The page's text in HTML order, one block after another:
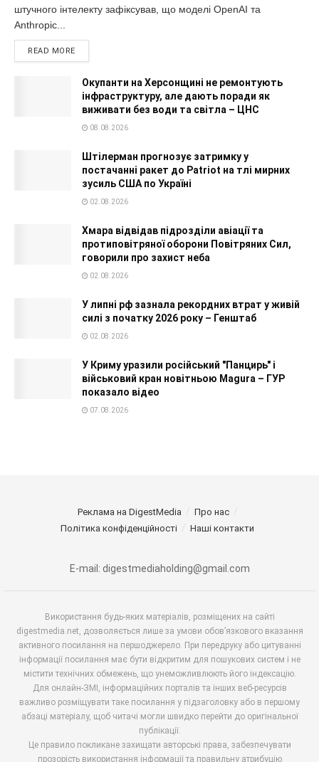
штучного інтелекту зафіксував, що моделі OpenAI та
Anthropic...
READ MORE
Окупанти на Херсонщині не ремонтують
інфраструктуру, але дають поради як
виживати без води та світла – ЦНС
08.08.2026
Штілерман прогнозує затримку у
постачанні ракет до Patriot на тлі мирних
зусиль США по Україні
02.08.2026
Хмара відвідав підрозділи авіації та
протиповітряної оборони Повітряних Сил,
говорили про захист неба
02.08.2026
У липні рф зазнала рекордних втрат у живій
силі з початку 2026 року – Генштаб
02.08.2026
У Криму уразили російський "Панцирь" і
військовий кран новітньою Magura – ГУР
показало відео
07.08.2026
Реклама на DigestMedia
Про нас
Політика конфіденційності
Наші контакти
E-mail: digestmediaholding@gmail.com
Використання будь-яких матеріалів, розміщених на сайті
digestmedia.net, дозволяється лише за умови обов’язкового вказання
активного посилання на першоджерело. При передруку або цитуванні
інформації посилання має бути відкритим для пошукових систем і не
містити технічних обмежень, що унеможливлюють його індексацію.
Для онлайн-ЗМІ, інформаційних порталів та інших веб-ресурсів
важливо розміщувати таке посилання у підзаголовку або в першому
абзаці матеріалу, щоб читачі могли швидко перейти до оригінальної
публікації.
Це правило покликане захищати авторські права, забезпечувати
прозорість використання інформації та правильну атрибуцію